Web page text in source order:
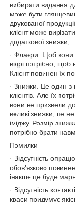
вибирати видання
може бути
друкованої
клієнт може
додаткової знижки;
· Флаєри. Щоб вони
відрі потрібно, щоб
Клієнт повинен їх
· Знижки. Це один з
клієнтів. Але їх
вони не призвели
великі знижки, це
іміджу. Розмір
потрібно брати
Помилки
· Відсутність
обов'язково
інакше це буде
· Відсутність
краси придумує